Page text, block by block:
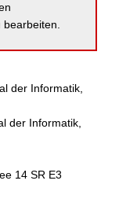
bearbeiten.
der Informatik,
der Informatik,
14 SR E3